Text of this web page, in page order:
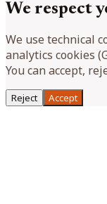
We respect
We use technical
analytics cookies
You can accept,
Reject Accept